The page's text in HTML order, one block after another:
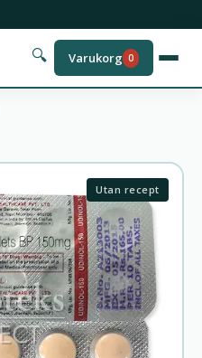
🔍 Varukorg 0
Utan recept